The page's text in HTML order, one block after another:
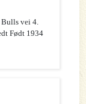
Bulls vei 4.
Født 1934